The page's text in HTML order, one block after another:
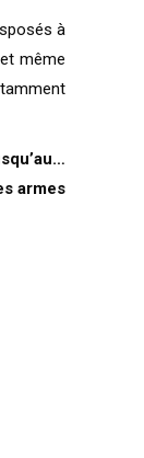
à
même
armes